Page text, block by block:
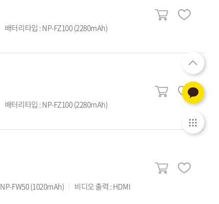
배터리타입 : NP-FZ100 (2280mAh)
배터리타입 : NP-FZ100 (2280mAh)
FW50 (1020mAh) 비디오 출력 : HDMI